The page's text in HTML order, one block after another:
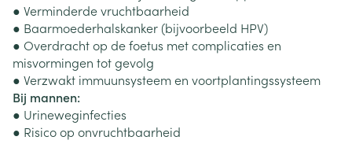
● Verminderde vruchtbaarheid
● Baarmoederhalskanker (bijvoorbeeld HPV)
● Overdracht op de foetus met complicaties en
misvormingen tot gevolg
● Verzwakt immuunsysteem en voortplantingssysteem
Bij mannen:
● Urineweginfecties
● Risico op onvruchtbaarheid